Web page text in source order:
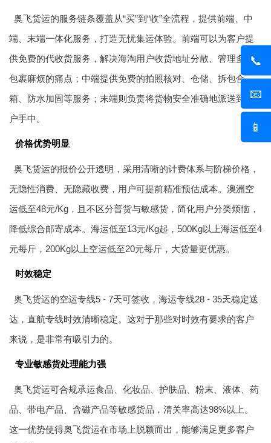
📞
📧
📱
奥飞货运的服务链条覆盖从“买”到“收”全流程，提供前端、中
端、末端一体化服务，打造无忧集运体验。前端可以为客户提
供免费的代收货服务，解决海淘用户收货地址分散、管理多个
包裹麻烦的痛点；中端提供免费的拍照核对、仓储、拆包合
箱、防水加固等服务；末端则负责将货物安全准确地派送到客
户手中。
价格优势明显
奥飞货运的报价公开透明，采用清晰的计费体系与阶梯价格，
无隐性消费、无隐藏收费，用户可提前精准预估成本。 澳洲空
运低至48元/Kg，且不区分普货与敏感货，简化用户分类烦恼，
降低综合邮寄成本。海运低至13元/Kg起，500Kg以上海运低至4
元每斤，200Kg以上空运低至20元每斤，大货量更优惠。
时效稳定
奥飞货运的空运专线5 - 7天可签收，海运专线28 - 35天稳定送
达，直航专线时效清晰稳定。这对于那些对时效有要求的客户
来说，是非常有吸引力的。
专业敏感货处理能力强
奥飞货运可合规承运食品、化妆品、护肤品、粉末、液体、药
品、带电产品、含磁产品等敏感货品，清关率高达98%以上。
这一优势使得奥飞货运在市场上脱颖而出，能够满足更多客户